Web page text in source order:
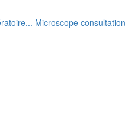
Microscope consultation